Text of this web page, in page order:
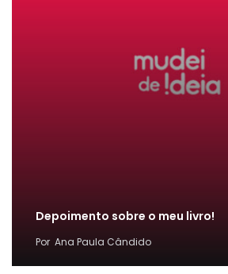
Depoimento sobre o meu livro!
Por Ana Paula Cândido